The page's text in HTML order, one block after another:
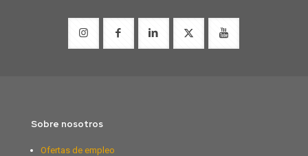
Sobre nosotros
Ofertas de empleo